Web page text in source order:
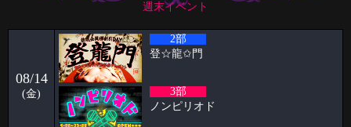
祝🎊🎊5周年🦋🦋と雨の日の公園
ハプニングバーのスタッフをやらせてもらってます！！ ケイタです🦋
いつもPapillon
2026-06-09
パンブログ「雨の日」
週末イベント
08/14
(金)
2部
登‪☆龍✩門
3部
ノンピリオド